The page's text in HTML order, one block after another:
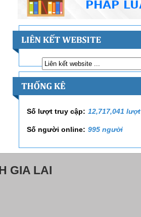
Số lượt truy cập: 12,717,041 lượt
Số người online: 995 người
GIA LAI